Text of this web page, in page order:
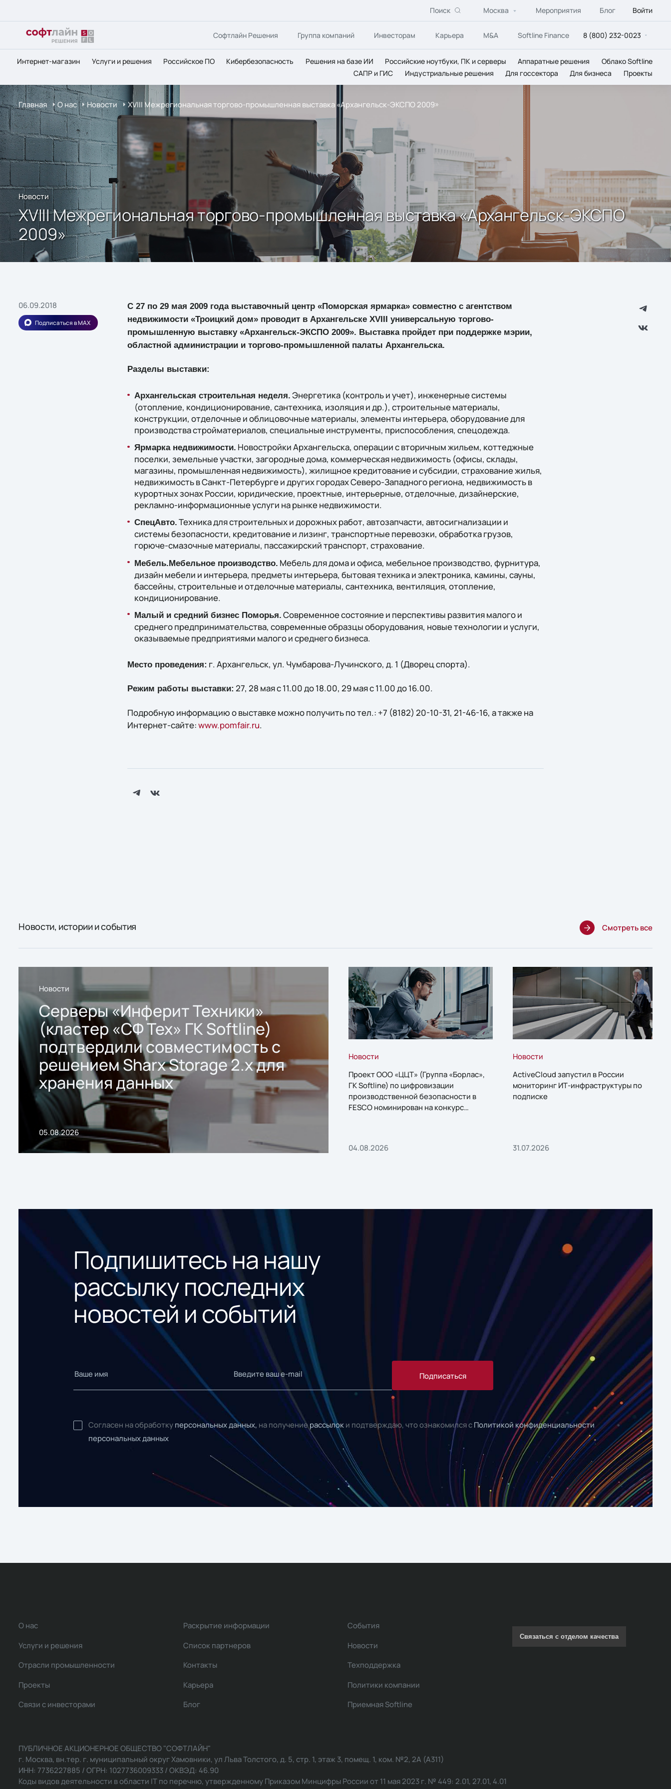
Поиск Москва Мероприятия Блог Войти
Софтлайн Решения Группа компаний Инвесторам Карьера M&A Softline Finance 8 (800) 232-0023
Интернет-магазин Услуги и решения Российское ПО Кибербезопасность Решения на базе ИИ Российские ноутбуки, ПК и серверы Аппаратные решения
Облако Softline
САПР и ГИС
Индустриальные решения Для госсектора Для бизнеса Проекты
Главная О нас Новости XVIII Межрегиональная торгово-промышленная выставка «Архангельск-ЭКСПО 2009»
Новости
XVIII Межрегиональная торгово-промышленная выставка «Архангельск-ЭКСПО
2009»
06.09.2018
Подписаться в MAX
C 27 по 29 мая 2009 года выставочный центр «Поморская ярмарка» совместно с агентством
недвижимости «Троицкий дом» проводит в Архангельске XVIII универсальную торгово-
промышленную выставку «Архангельск-ЭКСПО 2009». Выставка пройдет при поддержке мэрии,
областной администрации и торгово-промышленной палаты Архангельска.
Разделы выставки:
Архангельская строительная неделя. Энергетика (контроль и учет), инженерные системы
(отопление, кондиционирование, сантехника, изоляция и др.), строительные материалы,
конструкции, отделочные и облицовочные материалы, элементы интерьера, оборудование для
производства стройматериалов, специальные инструменты, приспособления, спецодежда.
Ярмарка недвижимости. Новостройки Архангельска, операции с вторичным жильем, коттеджные
поселки, земельные участки, загородные дома, коммерческая недвижимость (офисы, склады,
магазины, промышленная недвижимость), жилищное кредитование и субсидии, страхование жилья,
недвижимость в Санкт-Петербурге и других городах Северо-Западного региона, недвижимость в
курортных зонах России, юридические, проектные, интерьерные, отделочные, дизайнерские,
рекламно-информационные услуги на рынке недвижимости.
СпецАвто. Техника для строительных и дорожных работ, автозапчасти, автосигнализации и
системы безопасности, кредитование и лизинг, транспортные перевозки, обработка грузов,
горюче-смазочные материалы, пассажирский транспорт, страхование.
Мебель.Мебельное производство. Мебель для дома и офиса, мебельное производство, фурнитура,
дизайн мебели и интерьера, предметы интерьера, бытовая техника и электроника, камины, сауны,
бассейны, строительные и отделочные материалы, сантехника, вентиляция, отопление,
кондиционирование.
Малый и средний бизнес Поморья. Современное состояние и перспективы развития малого и
среднего предпринимательства, современные образцы оборудования, новые технологии и услуги,
оказываемые предприятиями малого и среднего бизнеса.
Место проведения: г. Архангельск, ул. Чумбарова-Лучинского, д. 1 (Дворец спорта).
Режим работы выставки: 27, 28 мая с 11.00 до 18.00, 29 мая с 11.00 до 16.00.
Подробную информацию о выставке можно получить по тел.: +7 (8182) 20-10-31, 21-46-16, а также на
Интернет-сайте:www.pomfair.ru.
Новости, истории и события Смотреть все
Новости
Серверы «Инферит Техники»
(кластер «СФ Тех» ГК Softline)
подтвердили совместимость с
решением Sharx Storage 2.x для
хранения данных
05.08.2026
Новости
Проект ООО «ЦЦТ» (Группа «Борлас»,
ГК Softline) по цифровизации
производственной безопасности в
FESCO номинирован на конкурс
04.08.2026
Новости
ActiveCloud запустил в России
мониторинг ИТ-инфраструктуры по
подписке
31.07.2026
Подпишитесь на нашу
рассылку последних
новостей и событий
Подписаться
Согласен на обработку персональных данных, на получениерассылок и подтверждаю, что ознакомился с Политикой конфиденциальности
персональных данных
О нас
Услуги и решения
Отрасли промышленности
Проекты
Связи с инвесторами
Раскрытие информации
Список партнеров
Контакты
Карьера
Блог
События
Новости
Техподдержка
Политики компании
Приемная Softline
Связаться с отделом качества
ПУБЛИЧНОЕ АКЦИОНЕРНОЕ ОБЩЕСТВО "СОФТЛАЙН"
г. Москва, вн.тер. г. муниципальный округ Хамовники, ул Льва Толстого, д. 5, стр. 1, этаж 3, помещ. 1, ком. №2, 2А (А311)
ИНН: 7736227885 / ОГРН: 1027736009333 / ОКВЭД: 46.90
Коды видов деятельности в области IT по перечню, утвержденному Приказом Минцифры России от 11 мая 2023 г. № 449: 2.01, 27.01, 4.01